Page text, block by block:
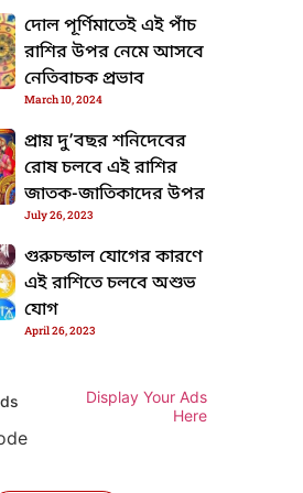
দোল পূর্ণিমাতেই এই পাঁচ
রাশির উপর নেমে আসবে
নেতিবাচক প্রভাব
March 10, 2024
প্রায় দু’বছর শনিদেবের
রোষ চলবে এই রাশির
জাতক-জাতিকাদের উপর
July 26, 2023
গুরুচন্ডাল যোগের কারণে
এই রাশিতে চলবে অশুভ
যোগ
April 26, 2023
Display Your Ads
Here